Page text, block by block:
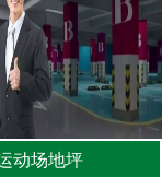
动场地坪